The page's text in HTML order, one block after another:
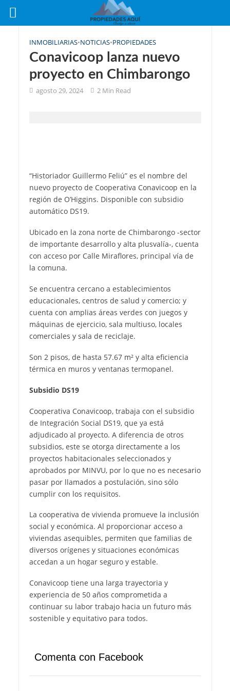
INMOBILIARIAS•NOTICIAS•PROPIEDADES
Conavicoop lanza nuevo
proyecto en Chimbarongo
agosto 29, 2024 2 Min Read
“Historiador Guillermo Feliú” es el nombre del
nuevo proyecto de Cooperativa Conavicoop en la
región de O’Higgins. Disponible con subsidio
automático DS19.
Ubicado en la zona norte de Chimbarongo -sector
de importante desarrollo y alta plusvalía-, cuenta
con acceso por Calle Miraflores, principal vía de
la comuna.
Se encuentra cercano a establecimientos
educacionales, centros de salud y comercio; y
cuenta con amplias áreas verdes con juegos y
máquinas de ejercicio, sala multiuso, locales
comerciales y sala de reciclaje.
Son 2 pisos, de hasta 57.67 m² y alta eficiencia
térmica en muros y ventanas termopanel.
Subsidio DS19
Cooperativa Conavicoop, trabaja con el subsidio
de Integración Social DS19, que ya está
adjudicado al proyecto. A diferencia de otros
subsidios, este se otorga directamente a los
proyectos habitacionales seleccionados y
aprobados por MINVU, por lo que no es necesario
pasar por llamados a postulación, sino sólo
cumplir con los requisitos.
La cooperativa de vivienda promueve la inclusión
social y económica. Al proporcionar acceso a
viviendas asequibles, permiten que familias de
diversos orígenes y situaciones económicas
accedan a un hogar seguro y estable.
Conavicoop tiene una larga trayectoria y
experiencia de 50 años comprometida a
continuar su labor trabajo hacia un futuro más
sostenible y equitativo para todos.
Comenta con Facebook